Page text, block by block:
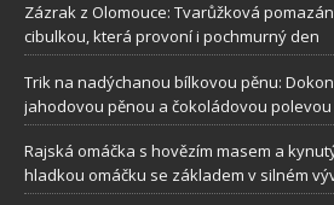
Zázrak z Olomouce: Tvarůžková
cibulkou, která provoní i pochmurný den
Trik na nadýchanou bílkovou pěnu:
jahodovou pěnou a čokoládovou polevou
Rajská omáčka s hovězím masem a
hladkou omáčku se základem v silném